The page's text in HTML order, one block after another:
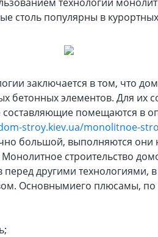
столь популярны в курортных
заключается в том, что
бетонных элементов. Для их
помещаются в
stroy.kiev.ua/monolitnoe-
большой, выполняются они
строительство
другими технологиями,
Основнымиего плюсамы, по